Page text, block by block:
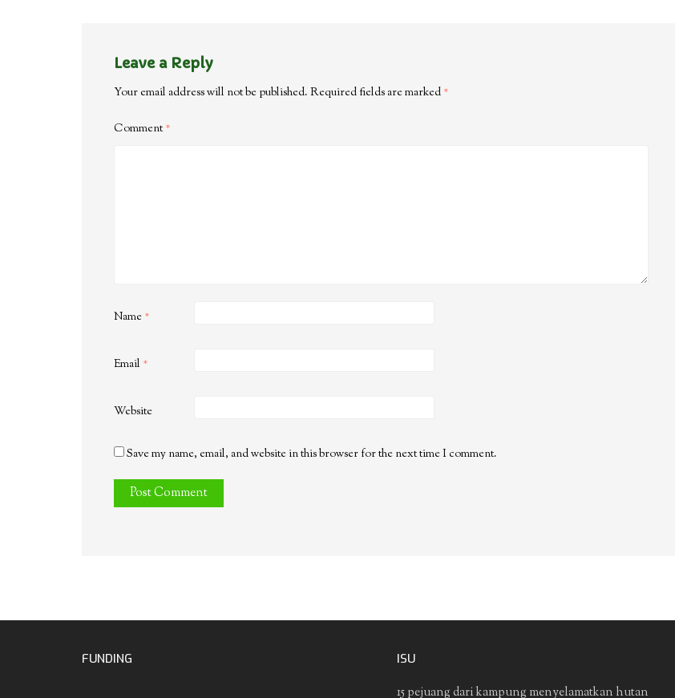
Leave a Reply
Your email address will not be published. Required fields are marked *
Comment*
Name *
Email *
Website
Save my name, email, and website in this browser for the next time I comment.
FUNDING ISU
15 pejuang dari kampung menyelamatkan hutan